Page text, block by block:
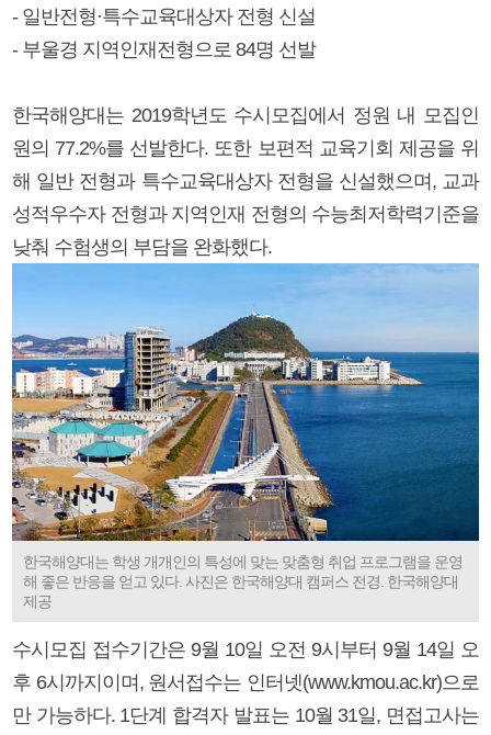
- 일반전형·특수교육대상자 전형 신설
- 부울경 지역인재전형으로 84명 선발
한국해양대는 2019학년도 수시모집에서 정원 내 모집인
원의 77.2%를 선발한다. 또한 보편적 교육기회 제공을 위
해 일반 전형과 특수교육대상자 전형을 신설했으며, 교과
성적우수자 전형과 지역인재 전형의 수능최저학력기준을
낮춰 수험생의 부담을 완화했다.
한국해양대는 학생 개개인의 특성에 맞는 맞춤형 취업 프로그램을 운영
해 좋은 반응을 얻고 있다. 사진은 한국해양대 캠퍼스 전경. 한국해양대
제공
수시모집 접수기간은 9월 10일 오전 9시부터 9월 14일 오
후 6시까지이며, 원서접수는 인터넷(www.kmou.ac.kr)으로
만 가능하다. 1단계 합격자 발표는 10월 31일, 면접고사는